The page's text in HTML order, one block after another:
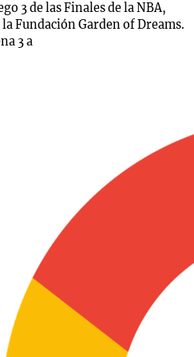
3 de las Finales de la NBA,
Fundación Garden of Dreams.
3 a
La Sole en
Cadena 3